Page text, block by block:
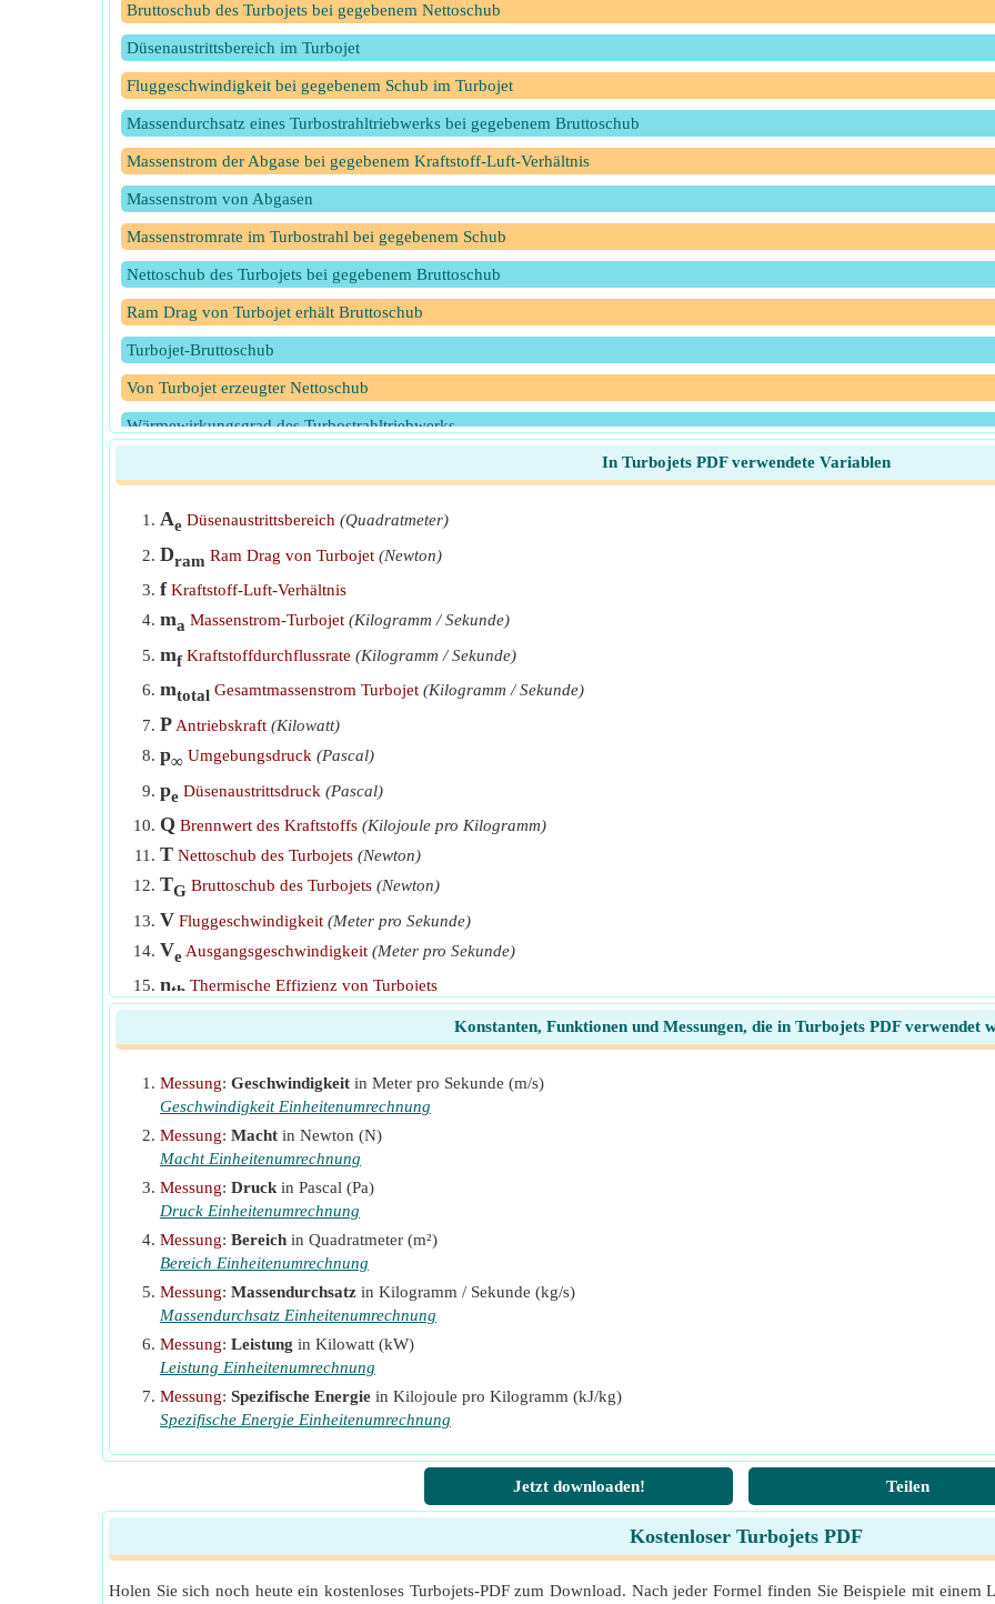
Bruttoschub des Turbojets bei gegebenem Nettoschub
Düsenaustrittsbereich im Turbojet
Fluggeschwindigkeit bei gegebenem Schub im Turbojet
Massendurchsatz eines Turbostrahltriebwerks bei gegebenem Bruttoschub
Massenstrom der Abgase bei gegebenem Kraftstoff-Luft-Verhältnis
Massenstrom von Abgasen
Massenstromrate im Turbostrahl bei gegebenem Schub
Nettoschub des Turbojets bei gegebenem Bruttoschub
Ram Drag von Turbojet erhält Bruttoschub
Turbojet-Bruttoschub
Von Turbojet erzeugter Nettoschub
Wärmewirkungsgrad des Turbostrahltriebwerks
In Turbojets PDF verwendete Variablen
Ae Düsenaustrittsbereich (Quadratmeter)
Dram Ram Drag von Turbojet (Newton)
f Kraftstoff-Luft-Verhältnis
ma Massenstrom-Turbojet (Kilogramm / Sekunde)
mf Kraftstoffdurchflussrate (Kilogramm / Sekunde)
mtotal Gesamtmassenstrom Turbojet (Kilogramm / Sekunde)
P Antriebskraft (Kilowatt)
p∞ Umgebungsdruck (Pascal)
pe Düsenaustrittsdruck (Pascal)
Q Brennwert des Kraftstoffs (Kilojoule pro Kilogramm)
T Nettoschub des Turbojets (Newton)
TG Bruttoschub des Turbojets (Newton)
V Fluggeschwindigkeit (Meter pro Sekunde)
Ve Ausgangsgeschwindigkeit (Meter pro Sekunde)
ηth Thermische Effizienz von Turbojets
Konstanten, Funktionen und Messungen, die in Turbojets PDF verwendet
Messung: Geschwindigkeit in Meter pro Sekunde (m/s)
Geschwindigkeit Einheitenumrechnung
Messung: Macht in Newton (N)
Macht Einheitenumrechnung
Messung: Druck in Pascal (Pa)
Druck Einheitenumrechnung
Messung: Bereich in Quadratmeter (m²)
Bereich Einheitenumrechnung
Messung: Massendurchsatz in Kilogramm / Sekunde (kg/s)
Massendurchsatz Einheitenumrechnung
Messung: Leistung in Kilowatt (kW)
Leistung Einheitenumrechnung
Messung: Spezifische Energie in Kilojoule pro Kilogramm (kJ/kg)
Spezifische Energie Einheitenumrechnung
Jetzt downloaden! Teilen
Kostenloser Turbojets PDF
Holen Sie sich noch heute ein kostenloses Turbojets-PDF zum Download. Nach jeder Formel finden Sie Beispiele mit